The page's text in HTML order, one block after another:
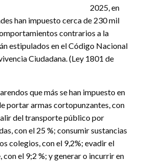
2025, en
han impuesto cerca de 230 mil
contrarios a la
estipulados en el Código Nacional
Ciudadana. (Ley 1801 de
que más se han impuesto en
portar armas cortopunzantes, con
del transporte público por
con el 25 %; consumir sustancias
colegios, con el 9,2%; evadir el
el 9;2 %; y generar o incurrir en